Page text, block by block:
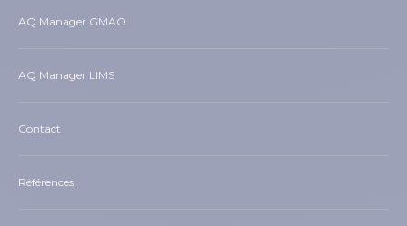
AQ Manager GMAO
AQ Manager LIMS
Contact
Références